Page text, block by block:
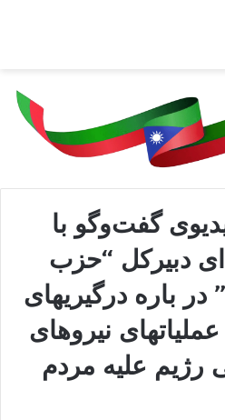
گفت‌وگو با
دبیرکل “حزب
باره درگیریهای
نیروهای
رژیم علیه مردم